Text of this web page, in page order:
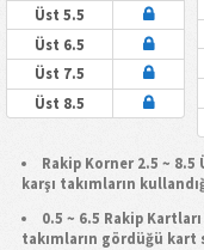
Üst 5.5
Üst 6.5
Üst 7.5
Üst 8.5
Rakip Korner 2.5 ~ 8.5
karşı takımların
0.5 ~ 6.5 Rakip
takımların gördüğü kart